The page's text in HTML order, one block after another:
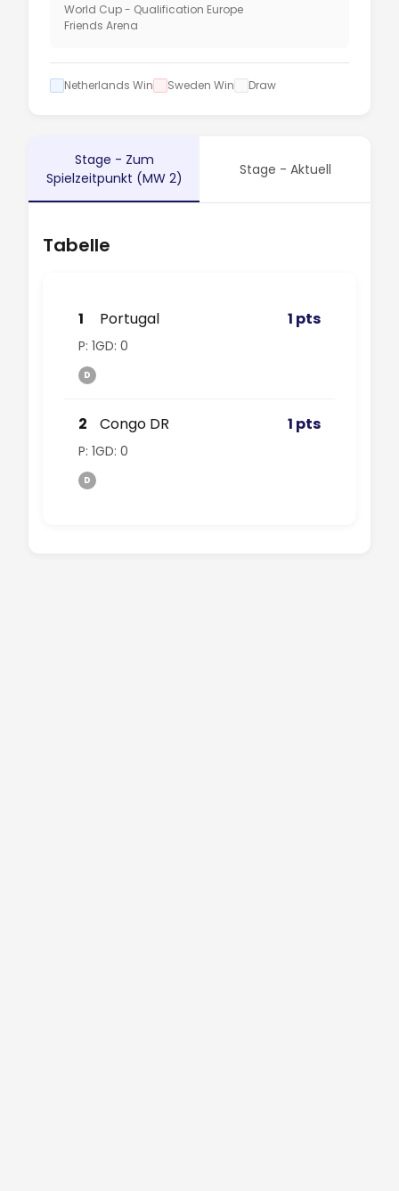
World Cup - Qualification Europe
Friends Arena
Netherlands Win Sweden Win Draw
Stage - Zum
Spielzeitpunkt (MW 2)
Stage - Aktuell
Tabelle
1 Portugal 1 pts
P: 1GD: 0
D
2 Congo DR 1 pts
P: 1GD: 0
D